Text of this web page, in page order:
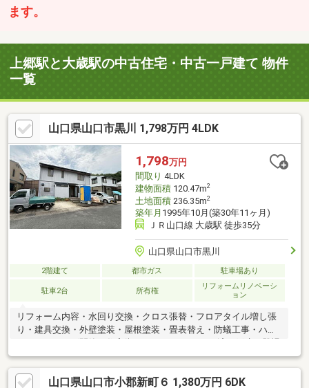
ます。
上郷駅と大歳駅の中古住宅・中古一戸建て 物件
一覧
山口県山口市黒川 1,798万円 4LDK
1,798万円
間取り 4LDK
建物面積120.47m2
土地面積236.35m2
築年月 1995年10月(築30年11ヶ月)
ＪＲ山口線 大歳駅 徒歩35分
山口県山口市黒川
2階建て 都市ガス 駐車場あり
駐車2台 所有権
リフォームリノベーシ
ョン
リフォーム内容・水回り交換・クロス張替・フロアタイル増し張
り・建具交換・外壁塗装・屋根塗装・畳表替え・防蟻工事・ハウ
しました♪壁を造作することで5LDKにも変更可能です♪お庭広々で
お子様の遊ぶスペースにも良し、BBQするのも良し、ドッグラン
を作るのも良し、、、活用方法たくさんですね♪
山口県山口市小郡新町６ 1,380万円 6DK